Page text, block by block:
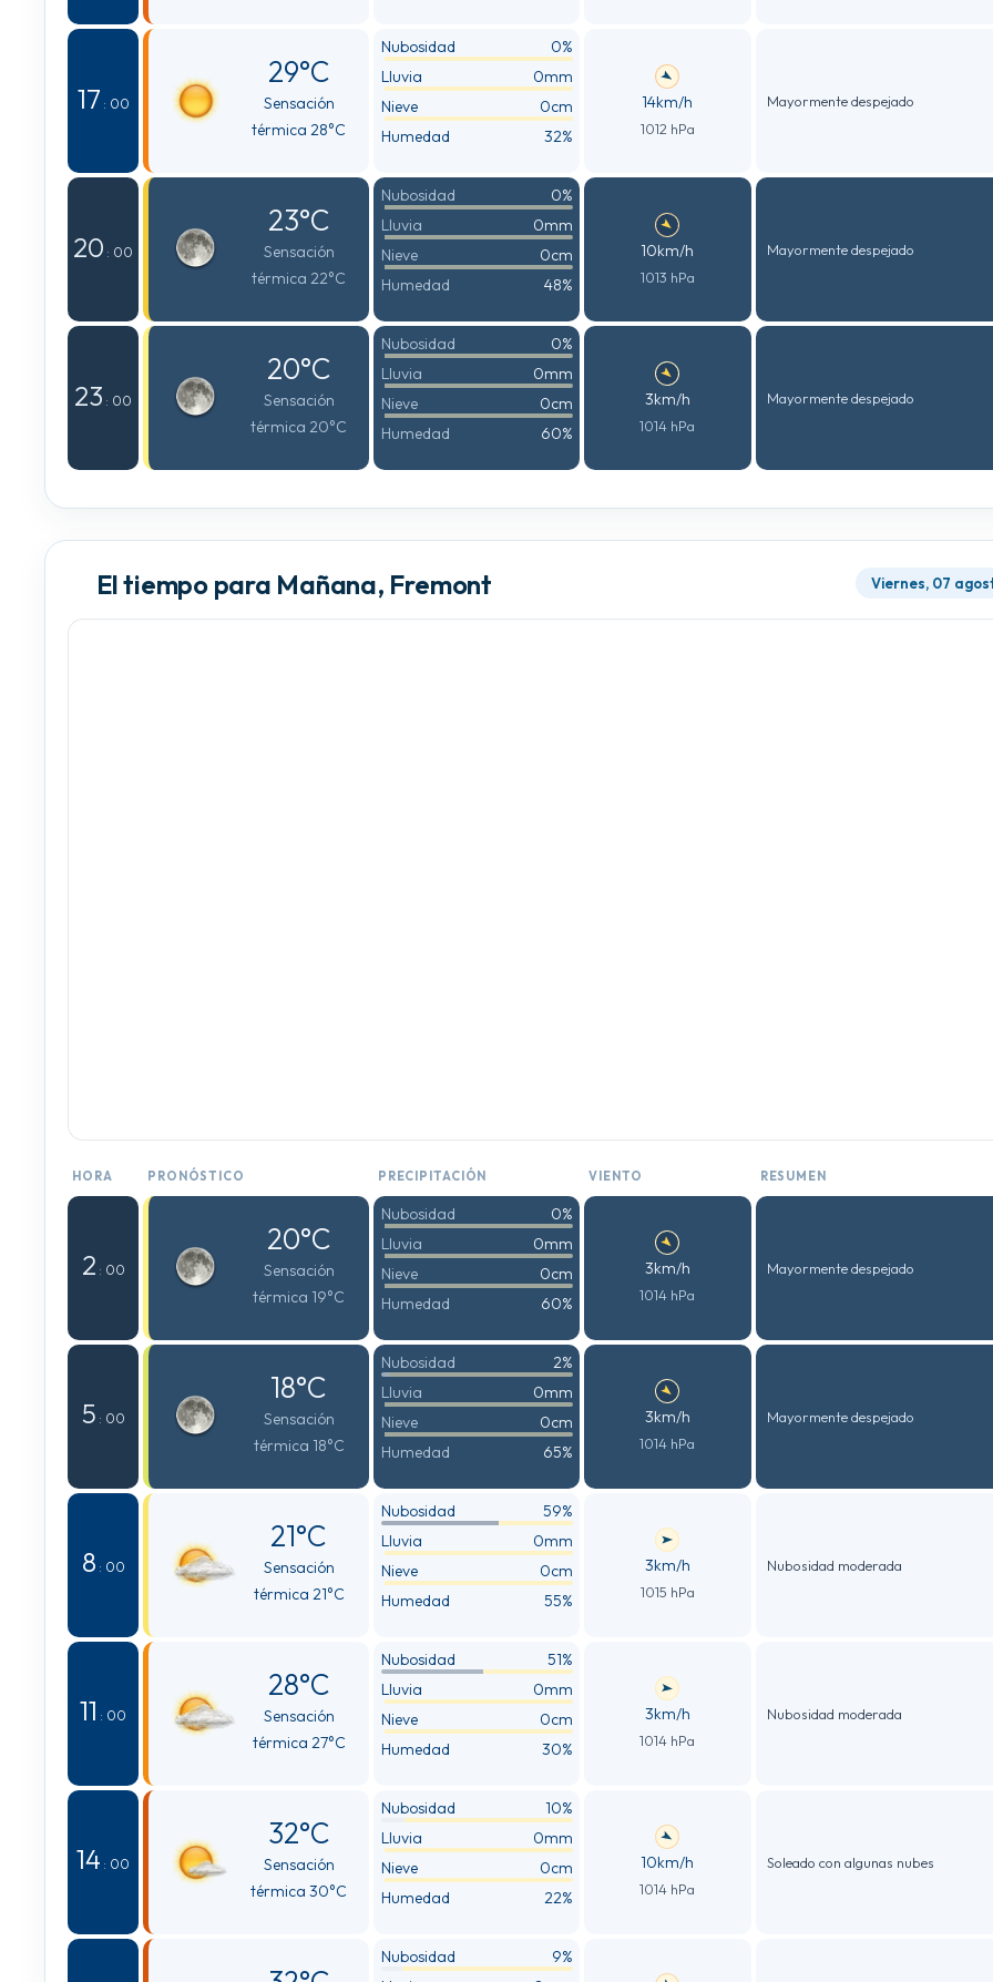
17 : 00
29°C
Sensación
térmica 28°C
Nubosidad
0%
Lluvia
0mm
Nieve
0cm
Humedad
32%
14km/h
1012 hPa
Mayormente despejado
20 : 00
23°C
Sensación
térmica 22°C
Nubosidad
0%
Lluvia
0mm
Nieve
0cm
Humedad
48%
10km/h
1013 hPa
Mayormente despejado
23 : 00
20°C
Sensación
térmica 20°C
Nubosidad
0%
Lluvia
0mm
Nieve
0cm
Humedad
60%
3km/h
1014 hPa
Mayormente despejado
El tiempo para Mañana, Fremont Viernes, 07
HORA PRONÓSTICO PRECIPITACIÓN VIENTO RESUMEN
2 : 00
20°C
Sensación
térmica 19°C
Nubosidad
0%
Lluvia
0mm
Nieve
0cm
Humedad
60%
3km/h
1014 hPa
Mayormente despejado
5 : 00
18°C
Sensación
térmica 18°C
Nubosidad
2%
Lluvia
0mm
Nieve
0cm
Humedad
65%
3km/h
1014 hPa
Mayormente despejado
8 : 00
21°C
Sensación
térmica 21°C
Nubosidad
59%
Lluvia
0mm
Nieve
0cm
Humedad
55%
3km/h
1015 hPa
Nubosidad moderada
11 : 00
28°C
Sensación
térmica 27°C
Nubosidad
51%
Lluvia
0mm
Nieve
0cm
Humedad
30%
3km/h
1014 hPa
Nubosidad moderada
14 : 00
32°C
Sensación
térmica 30°C
Nubosidad
10%
Lluvia
0mm
Nieve
0cm
Humedad
22%
10km/h
1014 hPa
Soleado con algunas nubes
Nubosidad
9%